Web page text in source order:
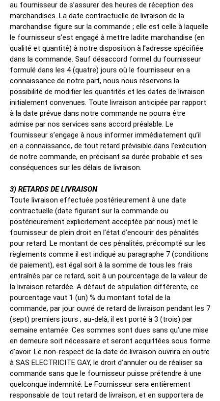
au fournisseur de s’assurer des heures de réception des
marchandises. La date contractuelle de livraison de la
marchandise figure sur la commande ; elle est celle à laquelle
le fournisseur s’est engagé à mettre ladite marchandise (en
qualité et quantité) à notre disposition à l’adresse spécifiée
dans la commande. Sauf désaccord formel du fournisseur
formulé dans les 4 (quatre) jours où le fournisseur en a
connaissance de notre part, nous nous réservons la
possibilité de modifier les quantités et les dates de livraison
initialement convenues. Toute livraison anticipée par rapport
à la date prévue dans notre commande ne pourra être
admise par nos services sans accord préalable. Le
fournisseur s’engage à nous informer immédiatement qu’il
en a connaissance, de tout retard prévisible dans l’exécution
de notre commande, en précisant sa durée probable et ses
conséquences sur les délais de livraison.
3) RETARDS DE LIVRAISON
Toute livraison effectuée postérieurement à une date
contractuelle (date figurant sur la commande ou
postérieurement explicitement acceptée par nous) met le
fournisseur de plein droit en l’état d’encourir des pénalités
pour retard. Le montant de ces pénalités, précompté sur les
règlements comme il est indiqué au paragraphe 7 (conditions
de paiement), est égal soit à la somme de tous les frais
entraînés par ce retard, soit à un pourcentage de la valeur de
la livraison retardée. A défaut de stipulation différente, ce
pourcentage vaut 1 (un) % du montant total de la
commande, par jour ouvré de retard de livraison pendant les 7
(sept) premiers jours ; au-delà, il est porté à 3 (trois) par
semaine entamée. Ces sommes sont dues sans qu’une mise
en demeure soit nécessaire et seront acquittées sous forme
d’avoir. Le non-respect de la date de livraison ouvrira en outre
à SAS ELECTRICITE GAY, le droit d’annuler ou de réaliser sa
commande sans que le fournisseur puisse prétendre à une
quelconque indemnité. Le Fournisseur sera entièrement
responsable de tout retard de livraison, et en supportera de